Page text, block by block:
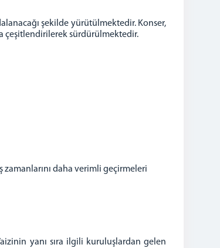
şekilde yürütülmektedir. Konser,
çeşitlendirilerek sürdürülmektedir.
daha verimli geçirmeleri
yanı sıra ilgili kuruluşlardan gelen